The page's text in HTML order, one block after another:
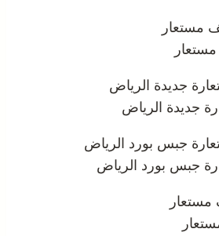
جديدة الرياض
جبس بورد الرياض